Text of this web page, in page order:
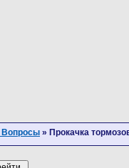
Вопросы » Прокачка